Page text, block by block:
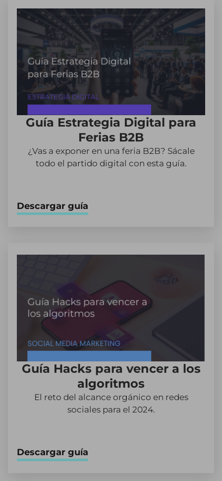
Guía Estrategia Digital para
Ferias B2B
¿Vas a exponer en una feria B2B? Sácale
todo el partido digital con esta guía.
Descargar guía
Guía Hacks para vencer a los
algoritmos
El reto del alcance orgánico en redes
sociales para el 2024.
Descargar guía